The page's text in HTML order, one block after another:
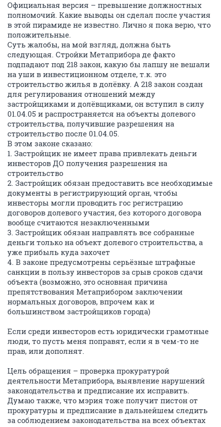
Официальная версия – превышение должностных
полномочий. Какие выводы он сделал после участия
в этой пирамиде не известно. Лично я пока верю, что
положительные.
Суть жалобы, на мой взгляд, должна быть
следующая. Стройки Метаприбора де факто
подпадают под 218 закон, какую бы лапшу не вешали
на уши в инвестиционном отделе, т.к. это
строительство жилья в долёвку. А 218 закон создан
для регулирования отношений между
застройщиками и долёвщиками, он вступил в силу
01.04.05 и распространяется на объекты долевого
строительства, получившие разрешения на
строительство после 01.04.05.
В этом законе сказано:
1. Застройщик не имеет права привлекать деньги
инвесторов ДО получения разрешения на
строительство
2. Застройщик обязан предоставить все необходимые
документы в регистрирующий орган, чтобы
инвесторы могли проводить гос регистрацию
договоров долевого участия, без которого договора
вообще считаются незаключенными
3. Застройщик обязан направлять все собранные
деньги только на объект долевого строительства, а
уже прибыль куда захочет
4. В законе предусмотрены серьёзные штрафные
санкции в пользу инвесторов за срыв сроков сдачи
объекта (возможно, это основная причина
препятствования Метаприбором заключении
нормальных договоров, впрочем как и
большинством застройщиков города)
Если среди инвесторов есть юридически грамотные
люди, то пусть меня поправят, если я в чем-то не
прав, или дополнят.
Цель обращения – проверка прокуратурой
деятельности Метаприбора, выявление нарушений
законодательства и предписание их исправить.
Думаю также, что мэрия тоже получит пистон от
прокуратуры и предписание в дальнейшем следить
за соблюдением законодательства на всех объектах